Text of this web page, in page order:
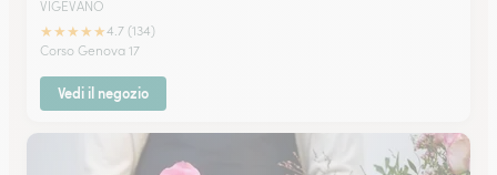
VIGEVANO
★★★★★4.7 (134)
Corso Genova 17
Vedi il negozio